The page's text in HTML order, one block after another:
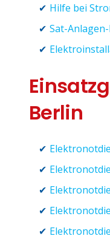
Hilfe bei
Sat-
Berlin